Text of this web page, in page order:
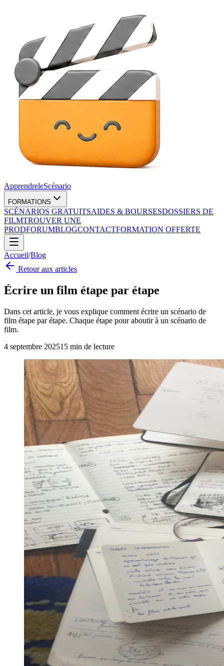
ApprendreleScénario
FORMATIONS
SCÉNARIOS GRATUITSAIDES & BOURSESDOSSIERS DE
FILMTROUVER UNE
PRODFORUMBLOGCONTACTFORMATION OFFERTE
Accueil/Blog
Retour aux articles
Écrire un film étape par étape
Dans cet article, je vous explique comment écrire un scénario de
film étape par étape. Chaque étape pour aboutir à un scénario de
film.
4 septembre 202515 min de lecture